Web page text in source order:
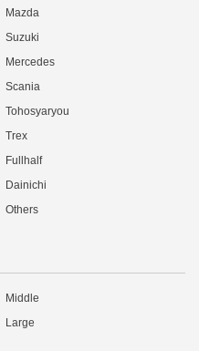
Mazda
Suzuki
Mercedes
Scania
Tohosyaryou
Trex
Fullhalf
Dainichi
Others
Middle
Large